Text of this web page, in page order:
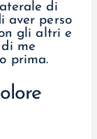
di
aver perso
gli altri e
me
prima.